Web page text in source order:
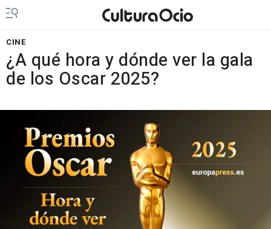
CINE
¿A qué hora y dónde ver la gala
de los Oscar 2025?